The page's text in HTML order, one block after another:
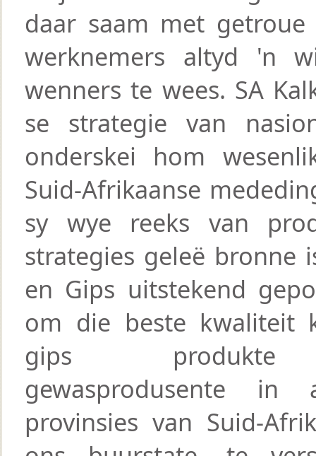
daar saam met
werknemers altyd 'n
wenners te wees. SA
se strategie van
onderskei hom
Suid-Afrikaanse
sy wye reeks van
strategies geleë bronne
en Gips uitstekend
om die beste kwaliteit
gips
gewasprodusente in
provinsies van Suid-